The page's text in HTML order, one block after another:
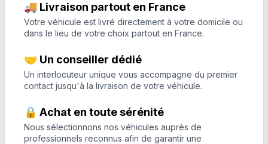
🚚 Livraison partout en France
Votre véhicule est livré directement à votre domicile ou
dans le lieu de votre choix partout en France.
🤝 Un conseiller dédié
Un interlocuteur unique vous accompagne du premier
contact jusqu'à la livraison de votre véhicule.
🔒 Achat en toute sérénité
Nous sélectionnons nos véhicules auprès de
professionnels reconnus afin de garantir une